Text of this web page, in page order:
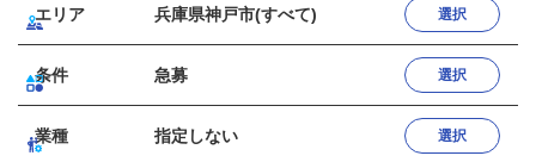
エリア 兵庫県神戸市(すべて) 選択
条件 急募 選択
業種 指定しない 選択